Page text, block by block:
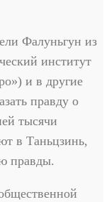
Фалуньгун из
институт
и в другие
правду о
тысячи
в Таньцзинь,
правды.